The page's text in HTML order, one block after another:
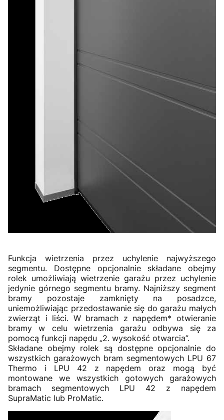
Funkcja wietrzenia przez uchylenie najwyższego
segmentu. Dostępne opcjonalnie składane obejmy
rolek umożliwiają wietrzenie garażu przez uchylenie
jedynie górnego segmentu bramy. Najniższy segment
bramy pozostaje zamknięty na posadzce,
uniemożliwiając przedostawanie się do garażu małych
zwierząt i liści. W bramach z napędem* otwieranie
bramy w celu wietrzenia garażu odbywa się za
pomocą funkcji napędu „2. wysokość otwarcia”.
Składane obejmy rolek są dostępne opcjonalnie do
wszystkich garażowych bram segmentowych LPU 67
Thermo i LPU 42 z napędem oraz mogą być
montowane we wszystkich gotowych garażowych
bramach segmentowych LPU 42 z napędem
SupraMatic lub ProMatic.